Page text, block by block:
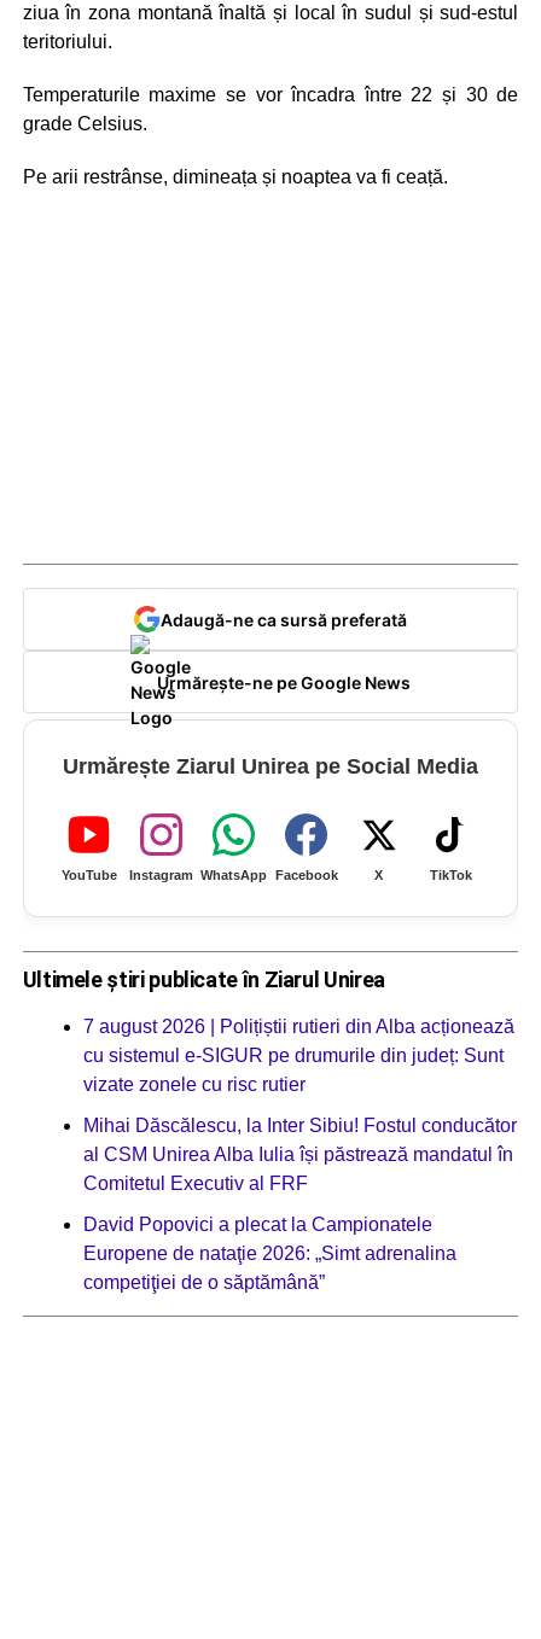
ziua în zona montană înaltă și local în sudul și sud-estul
teritoriului.
Temperaturile maxime se vor încadra între 22 și 30 de
grade Celsius.
Pe arii restrânse, dimineața și noaptea va fi ceață.
Adaugă-ne ca sursă preferată
Urmărește-ne pe Google News
Urmărește Ziarul Unirea pe Social Media
YouTube Instagram WhatsApp Facebook X TikTok
Ultimele știri publicate în Ziarul Unirea
7 august 2026 | Polițiștii rutieri din Alba acționează
cu sistemul e-SIGUR pe drumurile din județ: Sunt
vizate zonele cu risc rutier
Mihai Dăscălescu, la Inter Sibiu! Fostul conducător
al CSM Unirea Alba Iulia își păstrează mandatul în
Comitetul Executiv al FRF
David Popovici a plecat la Campionatele
Europene de nataţie 2026: „Simt adrenalina
competiţiei de o săptămână”